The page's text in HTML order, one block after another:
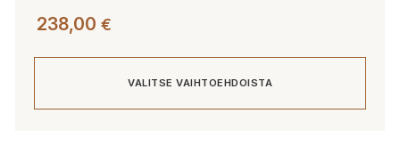
238,00 €
VALITSE VAIHTOEHDOISTA